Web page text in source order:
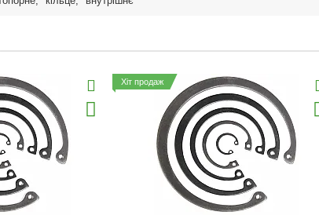
Хіт продаж